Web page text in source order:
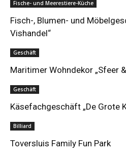
Fische- und Meerestiere-Küche
Fisch-, Blumen- und
Vishandel“
Geschäft
Maritimer Wohndekor „Sfeer
Geschäft
Käsefachgeschäft „De Grote
Billiard
Toversluis Family Fun Park